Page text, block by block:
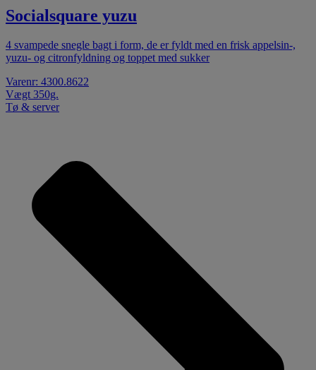
Socialsquare yuzu
4 svampede snegle bagt i form, de er fyldt med en frisk appelsin-,
yuzu- og citronfyldning og toppet med sukker
Varenr: 4300.8622
Vægt 350g.
Tø & server